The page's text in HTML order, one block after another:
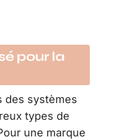
pour la
des systèmes
types de
une marque